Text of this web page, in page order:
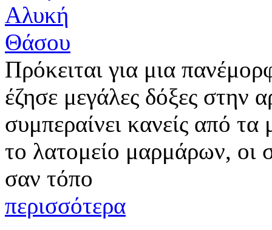
Πρόκειται για μια
έζησε μεγάλες δόξες στην
συμπεραίνει κανείς από
το λατομείο μαρμάρων, οι
σαν τόπο
περισσότερα